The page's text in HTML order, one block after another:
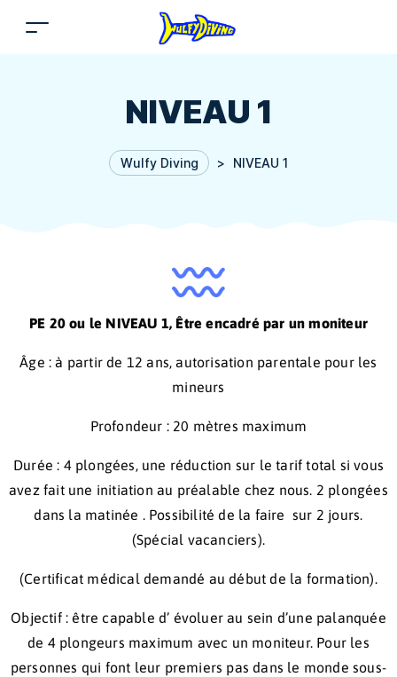
NIVEAU 1
Wulfy Diving > NIVEAU 1
PE 20 ou le NIVEAU 1, Être encadré par un moniteur
Âge : à partir de 12 ans, autorisation parentale pour les
mineurs
Profondeur : 20 mètres maximum
Durée : 4 plongées, une réduction sur le tarif total si vous
avez fait une initiation au préalable chez nous. 2 plongées
dans la matinée . Possibilité de la faire sur 2 jours.
(Spécial vacanciers).
(Certificat médical demandé au début de la formation).
Objectif : être capable d’ évoluer au sein d’une palanquée
de 4 plongeurs maximum avec un moniteur. Pour les
personnes qui font leur premiers pas dans le monde sous-